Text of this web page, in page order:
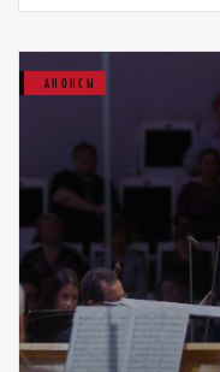
АНОНСЫ